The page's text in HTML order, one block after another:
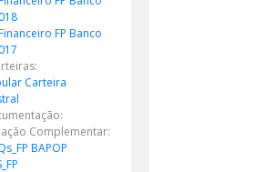
FP Banco
Carteira
Complementar:
BAPOP